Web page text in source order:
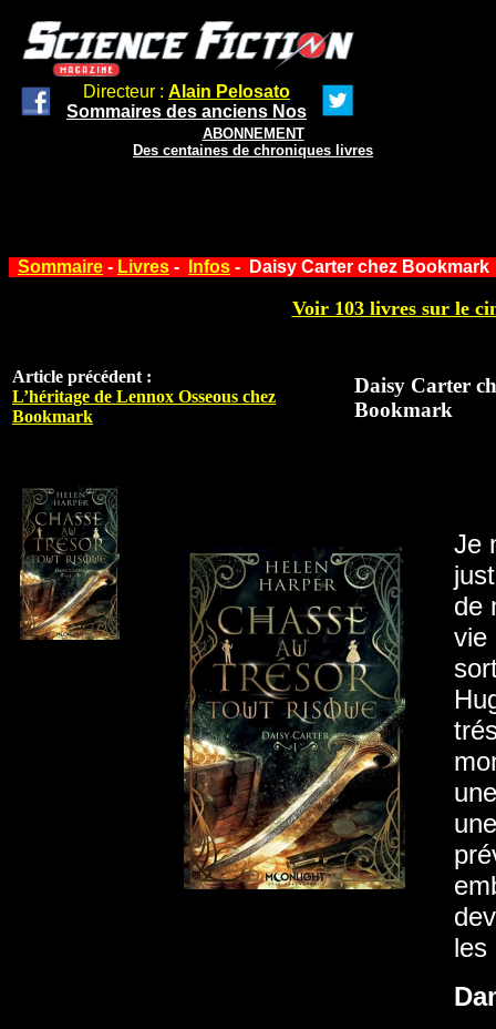
Directeur : Alain Pelosato
Sommaires des anciens Nos
ABONNEMENT
Des centaines de chroniques livres
Sommaire - Livres - Infos - Daisy Carter chez Bookmark
Voir 103 livres sur le
Article précédent :
L’héritage de Lennox Osseous chez
Bookmark
Daisy Carter
Bookmark
Je
de
vie
les